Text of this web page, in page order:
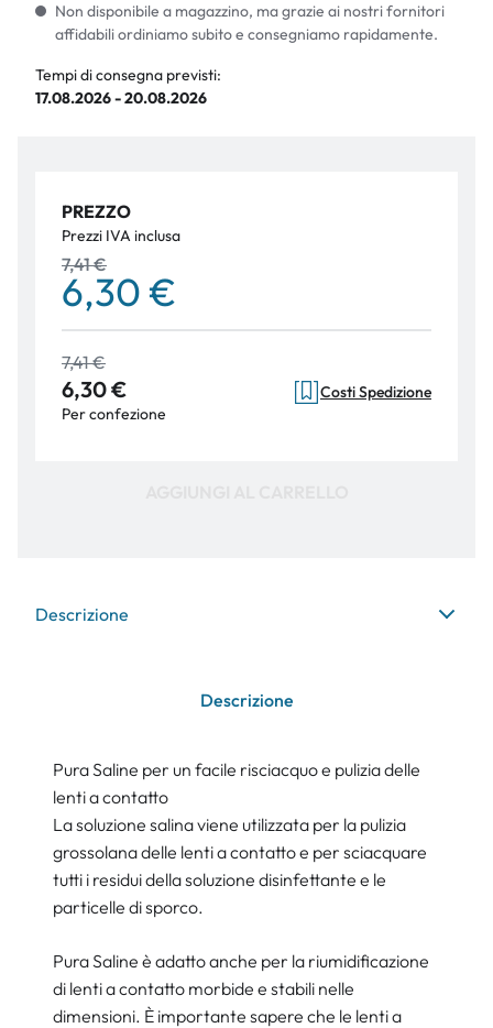
Non disponibile a magazzino, ma grazie ai nostri fornitori
affidabili ordiniamo subito e consegniamo rapidamente.
Tempi di consegna previsti:
17.08.2026 - 20.08.2026
PREZZO
Prezzi IVA inclusa
7,41 €
6,30 €
7,41 €
6,30 €
Per confezione
Costi Spedizione
Descrizione
Descrizione
Pura Saline per un facile risciacquo e pulizia delle
lenti a contatto
La soluzione salina viene utilizzata per la pulizia
grossolana delle lenti a contatto e per sciacquare
tutti i residui della soluzione disinfettante e le
particelle di sporco.
Pura Saline è adatto anche per la riumidificazione
di lenti a contatto morbide e stabili nelle
dimensioni. È importante sapere che le lenti a